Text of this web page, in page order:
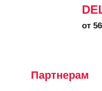
от
Партнерам